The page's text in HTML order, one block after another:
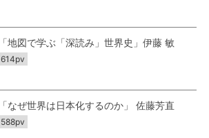
「地図で学ぶ「深読み」世界史」伊藤 敏
614pv
「なぜ世界は日本化するのか」 佐藤芳直
588pv